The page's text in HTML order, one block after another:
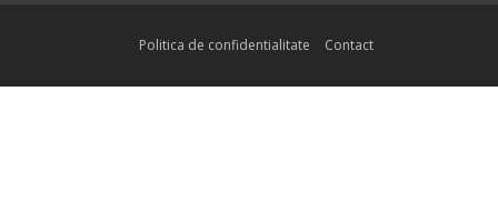
Politica de confidentialitate Contact